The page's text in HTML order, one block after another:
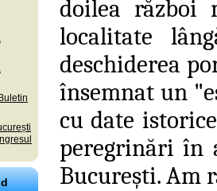
doilea război
localitate
deschiderea
însemnat un
cu date
peregrinări în
Bucureşti. Am